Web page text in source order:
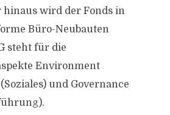
hinaus wird der Fonds in
Büro-Neubauten
steht für die
Environment
und Governance